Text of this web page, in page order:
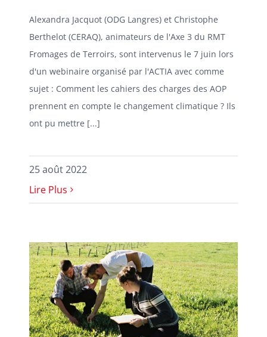
Alexandra Jacquot (ODG Langres) et Christophe
Berthelot (CERAQ), animateurs de l'Axe 3 du RMT
Fromages de Terroirs, sont intervenus le 7 juin lors
d'un webinaire organisé par l'ACTIA avec comme
sujet : Comment les cahiers des charges des AOP
prennent en compte le changement climatique ? Ils
ont pu mettre [...]
25 août 2022
Lire Plus